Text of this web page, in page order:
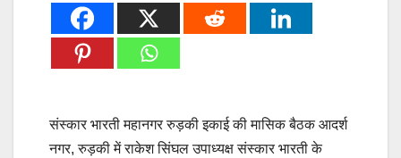
संस्कार भारती महानगर रुड़की इकाई की मासिक बैठक आदर्श
नगर, रुड़की में राकेश सिंघल उपाध्यक्ष संस्कार भारती के